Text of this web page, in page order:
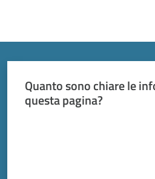
Quanto sono chiare le
questa pagina?